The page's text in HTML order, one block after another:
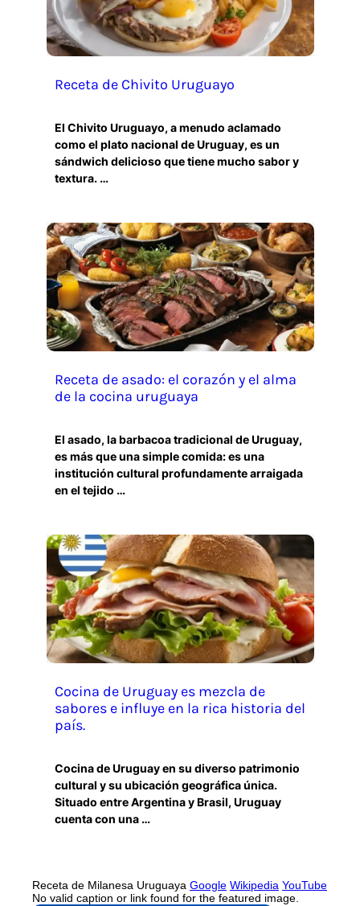
Receta de Chivito Uruguayo
El Chivito Uruguayo, a menudo aclamado
como el plato nacional de Uruguay, es un
sándwich delicioso que tiene mucho sabor y
textura. …
Receta de asado: el corazón y el alma
de la cocina uruguaya
El asado, la barbacoa tradicional de Uruguay,
es más que una simple comida: es una
institución cultural profundamente arraigada
en el tejido …
Cocina de Uruguay es mezcla de
sabores e influye en la rica historia del
país.
Cocina de Uruguay en su diverso patrimonio
cultural y su ubicación geográfica única.
Situado entre Argentina y Brasil, Uruguay
cuenta con una …
Receta de Milanesa Uruguaya Google Wikipedia YouTube
No valid caption or link found for the featured image.